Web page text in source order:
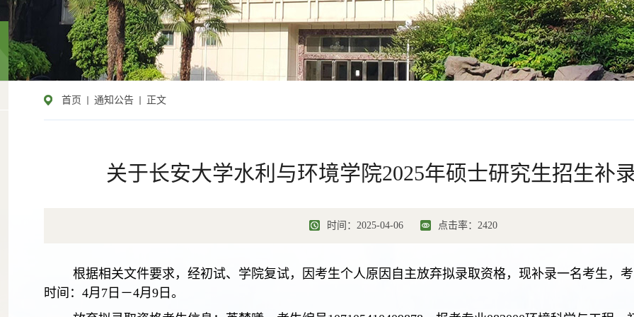
首页 通知公告 正文
关于长安大学水利与环境学院2025年硕士研究生招生补
时间：2025-04-06 点击率： 2420
根据相关文件要求，经初试、学院复试，因考生个人原因自主放弃拟录取资格，现补录一名考生，
时间： 4月 7 日 －4月 9 日。